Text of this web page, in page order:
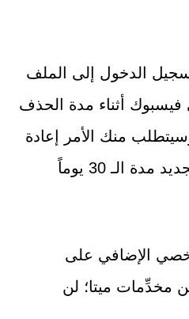
الدخول إلى الملف
أثناء مدة الحذف
منك الأمر إعادة
الخطوات السابقة مع تجديد مدة الـ 30 يوماً
الإضافي على
مخدِّمات ميتا؛ لن